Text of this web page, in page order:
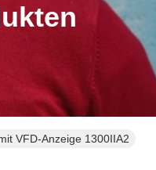
VFD-Anzeige 1300IIA2